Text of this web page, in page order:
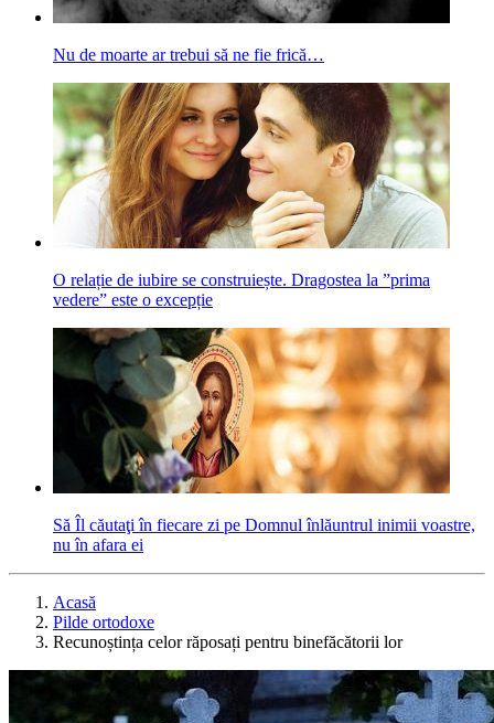
Nu de moarte ar trebui să ne fie frică…
O relație de iubire se construiește. Dragostea la ”prima
vedere” este o excepție
Să Îl căutaţi în fiecare zi pe Domnul înlăuntrul inimii voastre,
nu în afara ei
Acasă
Pilde ortodoxe
Recunoștința celor răposați pentru binefăcătorii lor